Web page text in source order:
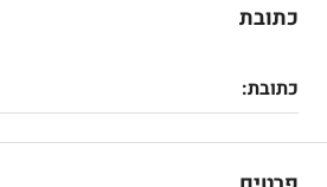
כתובת
כתובת: